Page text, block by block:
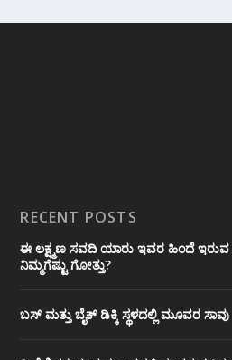
RECENT POSTS
ಈ ಲಕ್ಷ್ಮಣ ಸವದಿ ಯಾರು ಇವರ ಹಿಂದೆ ಇರುವ
ನಿಮ್ಮಗೆಷ್ಟು ಗೋತ್ತು?
ಬಸ್ ಮತ್ತು ಬೈಕ್ ಡಿಕ್ಕಿ ಸ್ಥಳದಲ್ಲಿ ಮೂವರ ಸಾವು